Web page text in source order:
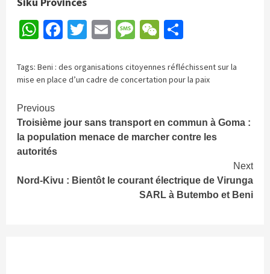
WhatsApp
Facebook
Twitter
EmailMessage
WeChat
Tags: Beni : des organisations citoyennes réfléchissent sur la
mise en place d’un cadre de concertation pour la paix
Continue
Reading
Previous
Troisième jour sans transport en commun à Goma :
la population menace de marcher contre les
autorités
Next
Nord-Kivu : Bientôt le courant électrique de Virunga
SARL à Butembo et Beni